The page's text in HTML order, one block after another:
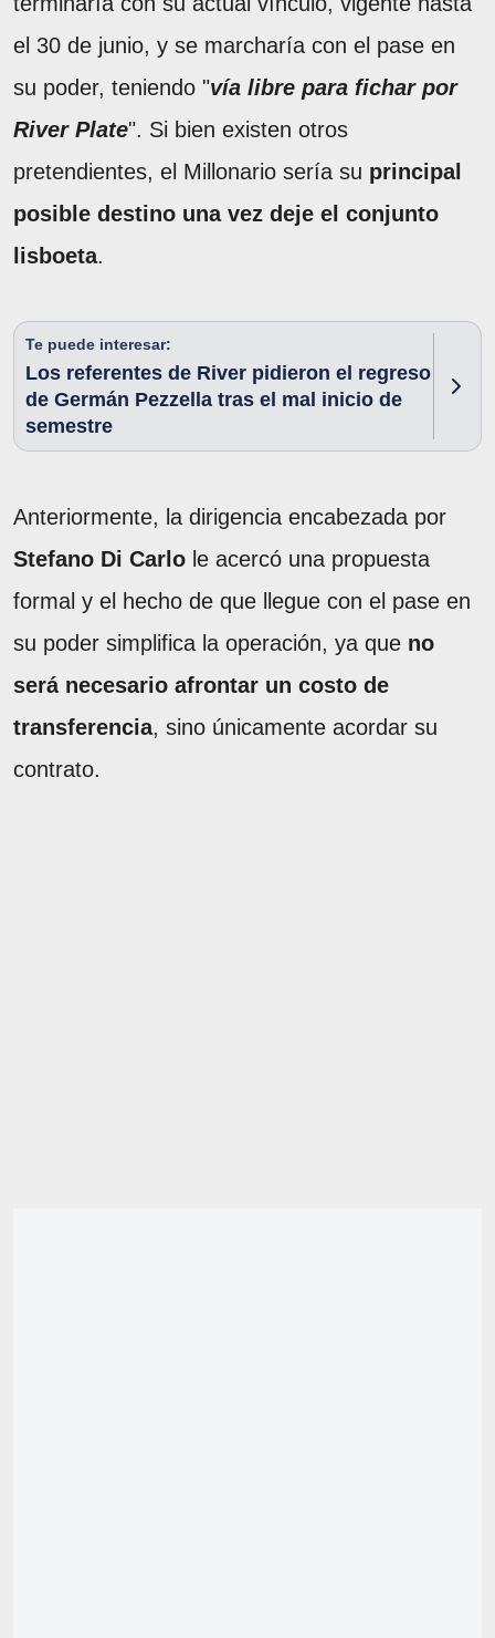
el 30 de junio, y se marcharía con el pase en
su poder, teniendo "vía libre para fichar por
River Plate". Si bien existen otros
pretendientes, el Millonario sería su principal
posible destino una vez deje el conjunto
lisboeta.
Te puede interesar:
Los referentes de River pidieron el regreso
de Germán Pezzella tras el mal inicio de
semestre
Anteriormente, la dirigencia encabezada por
Stefano Di Carlo le acercó una propuesta
formal y el hecho de que llegue con el pase en
su poder simplifica la operación, ya que no
será necesario afrontar un costo de
transferencia, sino únicamente acordar su
contrato.